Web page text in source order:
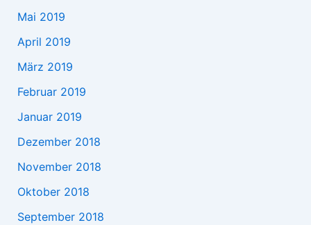
Mai 2019
April 2019
März 2019
Februar 2019
Januar 2019
Dezember 2018
November 2018
Oktober 2018
September 2018